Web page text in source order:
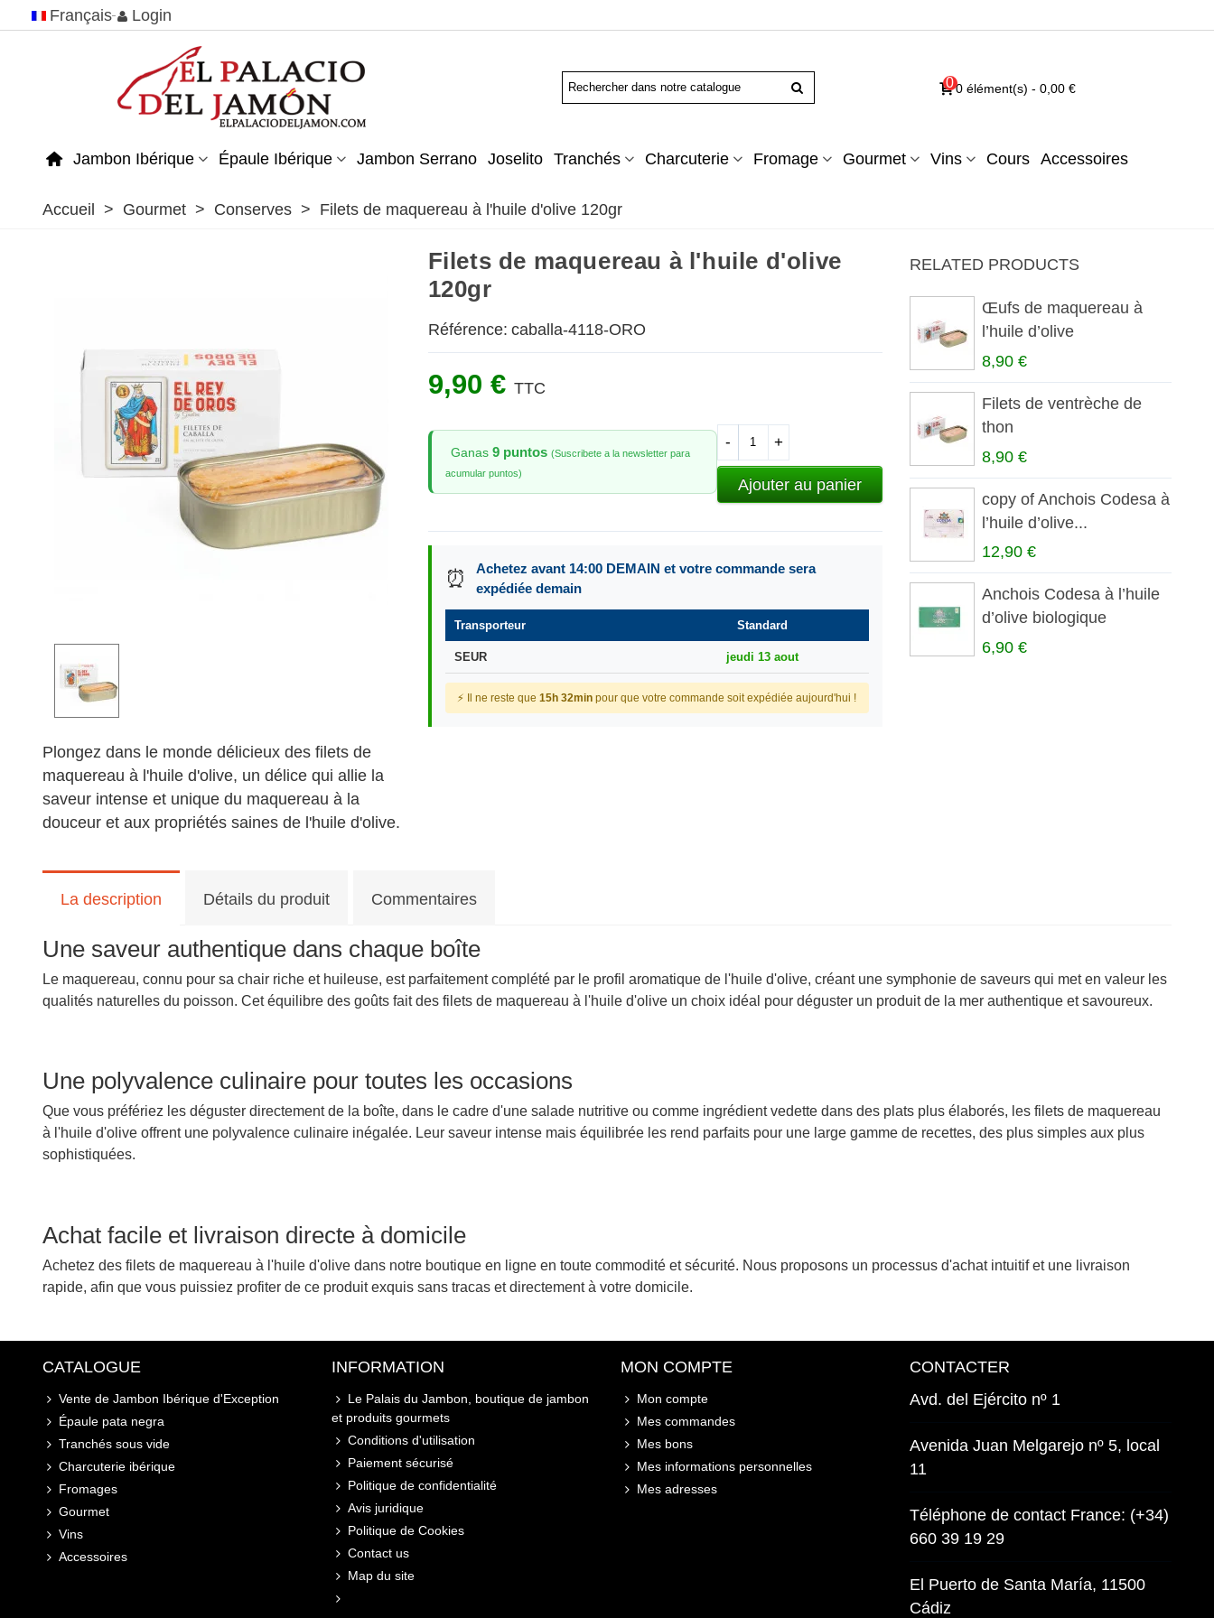
Français Login
00 élément(s) - 0,00 €
Jambon Ibérique Épaule Ibérique Jambon Serrano Joselito Tranchés Charcuterie Fromage Gourmet Vins Cours Accessoires
Accueil > Gourmet > Conserves > Filets de maquereau à l'huile d'olive 120gr
Plongez dans le monde délicieux des filets de
maquereau à l'huile d'olive, un délice qui allie la
saveur intense et unique du maquereau à la
douceur et aux propriétés saines de l'huile d'olive.
Filets de maquereau à l'huile d'olive
120gr
Référence: caballa-4118-ORO
9,90 € TTC
Ganas 9 puntos (Suscribete a la newsletter para
acumular puntos)
- +
Ajouter au panier
⏰
Achetez avant 14:00 DEMAIN et votre commande sera
expédiée demain
Transporteur Standard
SEUR jeudi 13 aout
⚡ Il ne reste que15h 32min pour que votre commande soit expédiée aujourd'hui !
RELATED PRODUCTS
Œufs de maquereau à
l’huile d’olive
8,90 €
Filets de ventrèche de
thon
8,90 €
copy of Anchois Codesa à
l’huile d’olive...
12,90 €
Anchois Codesa à l’huile
d’olive biologique
6,90 €
La description Détails du produit Commentaires
Une saveur authentique dans chaque boîte
Le maquereau, connu pour sa chair riche et huileuse, est parfaitement complété par le profil aromatique de l'huile d'olive, créant une symphonie de saveurs qui met en valeur les
qualités naturelles du poisson. Cet équilibre des goûts fait des filets de maquereau à l'huile d'olive un choix idéal pour déguster un produit de la mer authentique et savoureux.
Une polyvalence culinaire pour toutes les occasions
Que vous préfériez les déguster directement de la boîte, dans le cadre d'une salade nutritive ou comme ingrédient vedette dans des plats plus élaborés, les filets de maquereau
à l'huile d'olive offrent une polyvalence culinaire inégalée. Leur saveur intense mais équilibrée les rend parfaits pour une large gamme de recettes, des plus simples aux plus
sophistiquées.
Achat facile et livraison directe à domicile
Achetez des filets de maquereau à l'huile d'olive dans notre boutique en ligne en toute commodité et sécurité. Nous proposons un processus d'achat intuitif et une livraison
rapide, afin que vous puissiez profiter de ce produit exquis sans tracas et directement à votre domicile.
CATALOGUE
Vente de Jambon Ibérique d'Exception
Épaule pata negra
Tranchés sous vide
Charcuterie ibérique
Fromages
Gourmet
Vins
Accessoires
INFORMATION
Le Palais du Jambon, boutique de jambon
et produits gourmets
Conditions d'utilisation
Paiement sécurisé
Politique de confidentialité
Avis juridique
Politique de Cookies
Contact us
Map du site
MON COMPTE
Mon compte
Mes commandes
Mes bons
Mes informations personnelles
Mes adresses
CONTACTER
Avd. del Ejército nº 1
Avenida Juan Melgarejo nº 5, local
11
Téléphone de contact France: (+34)
660 39 19 29
El Puerto de Santa María, 11500
Cádiz